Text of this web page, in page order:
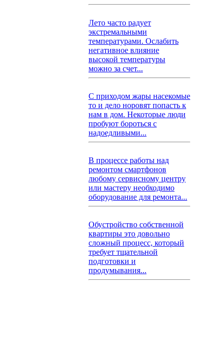
Лето часто радует
экстремальными
температурами. Ослабить
негативное влияние
высокой температуры
можно за счет...
С приходом жары насекомые
то и дело норовят попасть к
нам в дом. Некоторые люди
пробуют бороться с
надоедливыми...
В процессе работы над
ремонтом смартфонов
любому сервисному центру
или мастеру необходимо
оборудование для ремонта...
Обустройство собственной
квартиры это довольно
сложный процесс, который
требует тщательной
подготовки и
продумывания...